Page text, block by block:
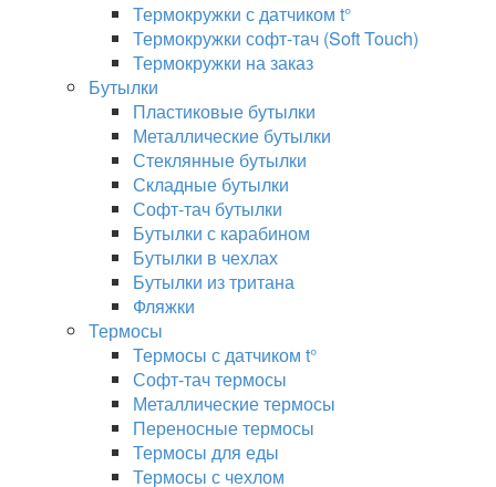
Термокружки с датчиком t°
Термокружки софт-тач (Soft Touch)
Термокружки на заказ
Бутылки
Пластиковые бутылки
Металлические бутылки
Стеклянные бутылки
Складные бутылки
Софт-тач бутылки
Бутылки с карабином
Бутылки в чехлах
Бутылки из тритана
Фляжки
Термосы
Термосы с датчиком t°
Софт-тач термосы
Металлические термосы
Переносные термосы
Термосы для еды
Термосы с чехлом